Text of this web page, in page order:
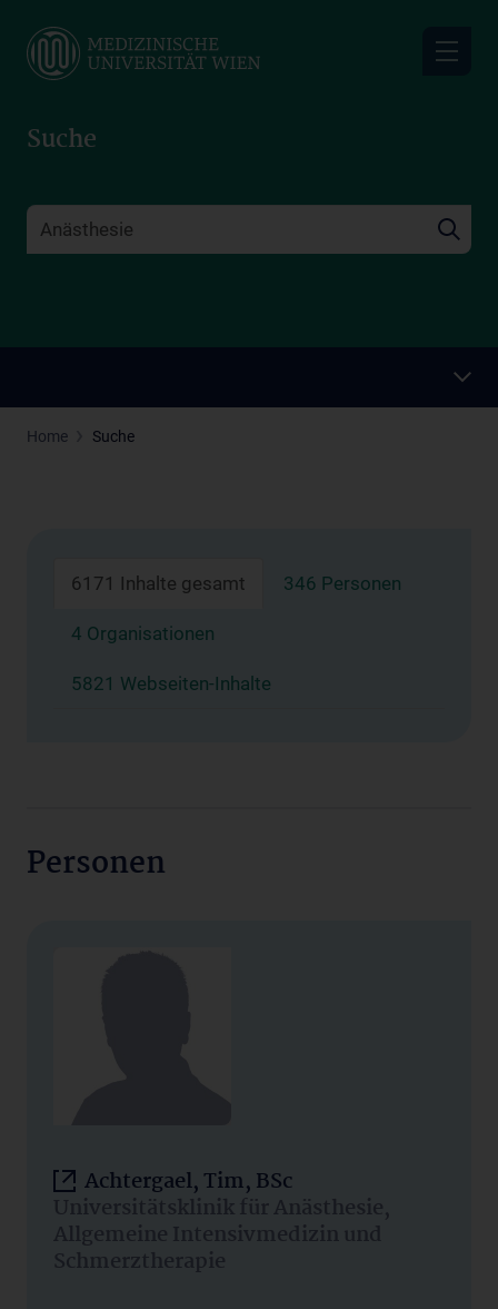
main
Suche
Home Suche
6171 Inhalte gesamt 346 Personen
4 Organisationen
5821 Webseiten-Inhalte
Personen
Achtergael, Tim, BSc
Universitätsklinik für Anästhesie,
Allgemeine Intensivmedizin und
Schmerztherapie